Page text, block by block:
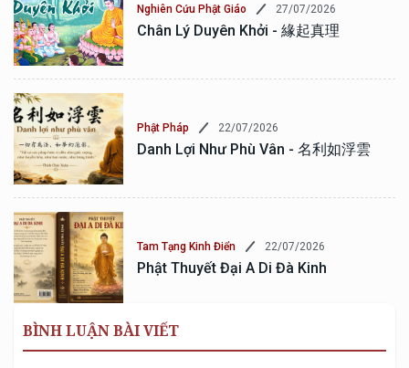
Nghiên Cứu Phật Giáo 27/07/2026
Chân Lý Duyên Khởi - 緣起真理
Phật Pháp 22/07/2026
Danh Lợi Như Phù Vân - 名利如浮雲
Tam Tạng Kinh Điển 22/07/2026
Phật Thuyết Đại A Di Đà Kinh
BÌNH LUẬN BÀI VIẾT